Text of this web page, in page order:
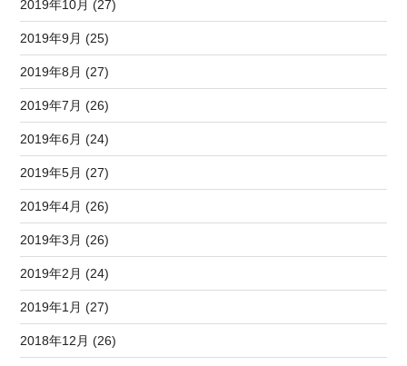
2019年10月 (27)
2019年9月 (25)
2019年8月 (27)
2019年7月 (26)
2019年6月 (24)
2019年5月 (27)
2019年4月 (26)
2019年3月 (26)
2019年2月 (24)
2019年1月 (27)
2018年12月 (26)